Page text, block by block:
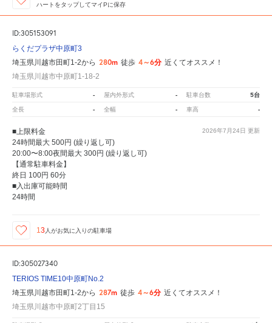
ハートをタップしてマイPに保存
ID:305153091
らくだプラザ中原町3
埼玉県川越市田町1-2から 280m 徒歩 4～6分 近くてオススメ！
埼玉県川越市中原町1-18-2
駐車場形式 - 屋内外形式 - 駐車台数 5台
全長 - 全幅 - 車高 -
2026年7月24日 更新
■上限料金
24時間最大 500円 (繰り返し可)
20:00〜8:00夜間最大 300円 (繰り返し可)
【通常駐車料金】
終日 100円 60分
■入出庫可能時間
24時間
13 人がお気に入りの駐車場
ID:305027340
TERIOS TIME10中原町No.2
埼玉県川越市田町1-2から 287m 徒歩 4～6分 近くてオススメ！
埼玉県川越市中原町2丁目15